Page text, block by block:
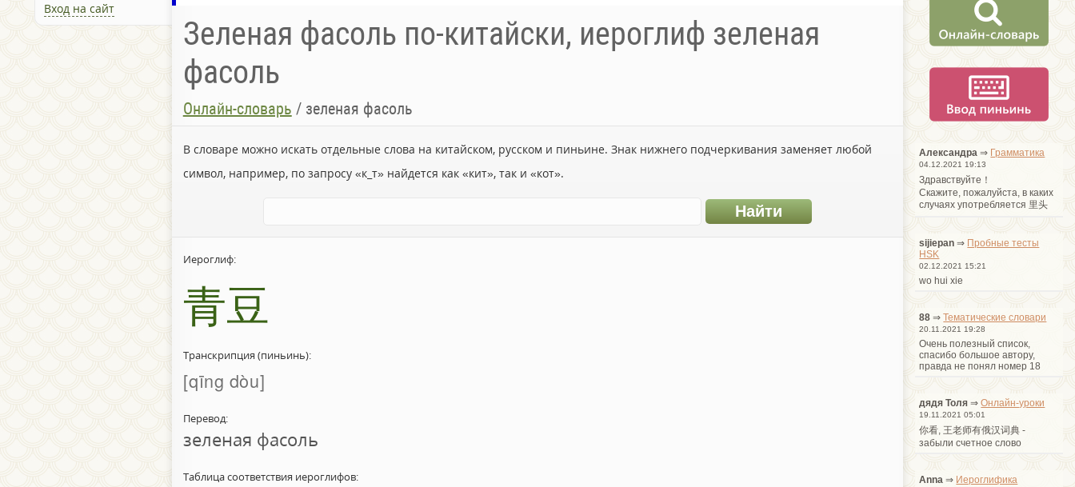
Вход на сайт
Зеленая фасоль по-китайски, иероглиф зеленая
фасоль
Онлайн-словарь / зеленая фасоль
В словаре можно искать отдельные слова на китайском, русском и пиньине. Знак нижнего подчеркивания заменяет любой
символ, например, по запросу «к_т» найдется как «кит», так и «кот».
Иероглиф:
青豆
Транскрипция (пиньинь):
qīng dòu
Перевод:
зеленая фасоль
Таблица соответствия иероглифов:
Александра ⇒ Грамматика
04.12.2021 19:13
Здравствуйте！
Cкажите, пожалуйста, в каких
случаях употребляется 里头
sijiepan ⇒ Пробные тесты
HSK
02.12.2021 15:21
wo hui xie
88 ⇒Тематические словари
20.11.2021 19:28
Очень полезный список,
спасибо большое автору,
правда не понял номер 18
дядя Толя ⇒Онлайн-уроки
19.11.2021 05:01
你看, 王老师有俄汉词典 -
забыли счетное слово
Anna ⇒ Иероглифика